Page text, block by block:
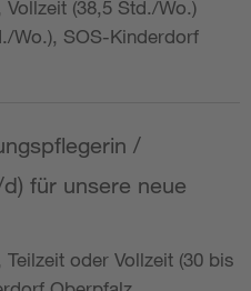
(38,5 Std./Wo.)
Wo.), SOS-Kinderdorf
/
für unsere neue
oder Vollzeit (30 bis